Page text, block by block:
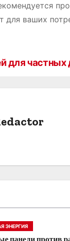
для ваших
для
ЭНЕРГИЯ